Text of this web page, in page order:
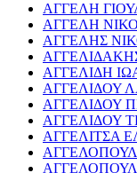
ΑΓΓΕΛΗ
ΑΓΓΕΛΗ
ΑΓΓΕΛΗΣ
ΑΓΓΕΛΙΔΗ
ΑΓΓΕΛΙΔΟΥ
ΑΓΓΕΛΙΔΟΥ
ΑΓΓΕΛΙΔΟΥ
ΑΓΓΕΛΙΤΣΑ